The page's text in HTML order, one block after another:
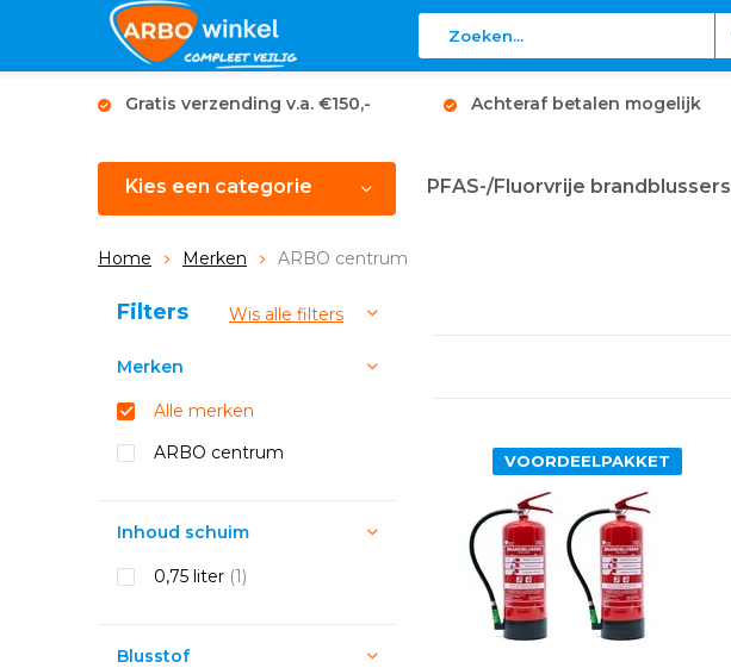
Gratis verzending v.a. €150,- Achteraf betalen mogelijk
Kies een categorie PFAS-/Fluorvrije brandblussers
Home Merken ARBO centrum
VOORDEELPAKKET
Sorteren op:
Filters Wis alle filters
Merken
Alle merken
ARBO centrum
Inhoud schuim
0,75 liter (1)
Blusstof